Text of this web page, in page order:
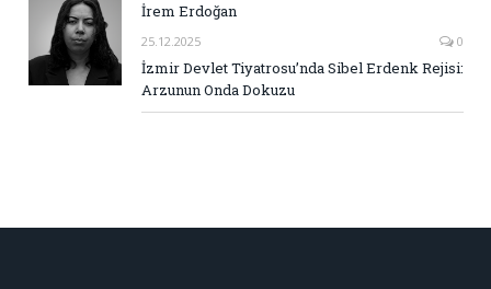
İrem Erdoğan
25.12.2025 0
İzmir Devlet Tiyatrosu’nda Sibel Erdenk Rejisi:
Arzunun Onda Dokuzu